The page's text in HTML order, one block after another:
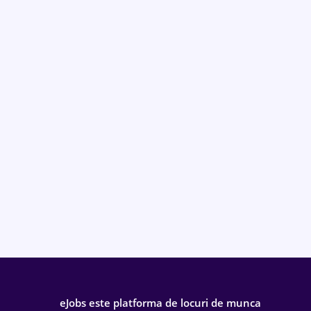
eJobs este platforma de locuri de munca